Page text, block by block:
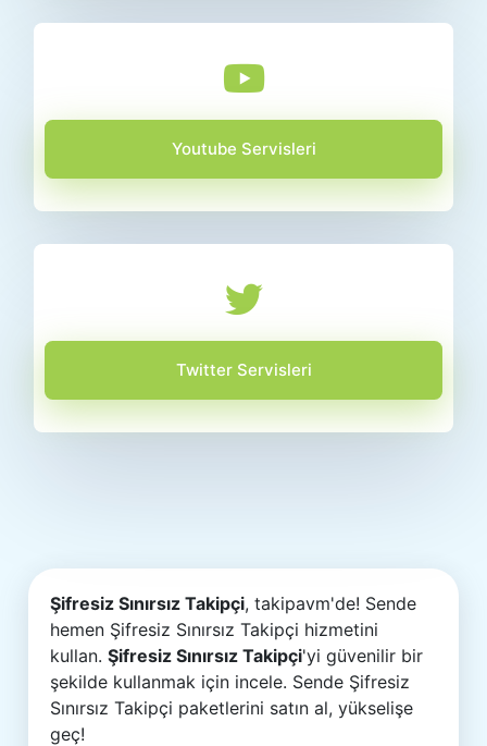
Youtube Servisleri
Twitter Servisleri
Şifresiz Sınırsız Takipçi, takipavm'de! Sende
hemen Şifresiz Sınırsız Takipçi hizmetini
kullan.Şifresiz Sınırsız Takipçi'yi güvenilir bir
şekilde kullanmak için incele. Sende Şifresiz
Sınırsız Takipçi paketlerini satın al, yükselişe
geç!